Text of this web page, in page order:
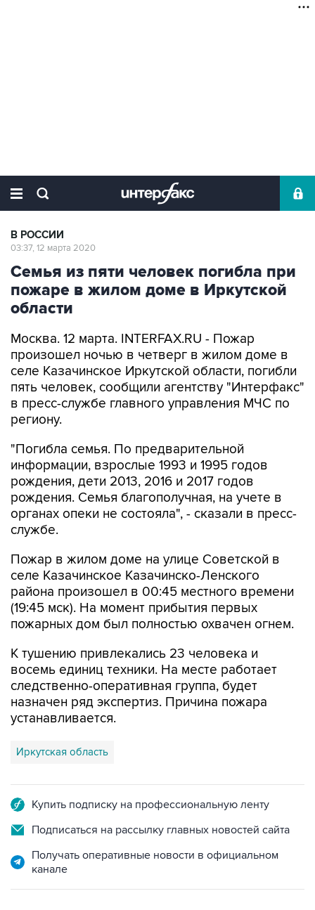
В РОССИИ
03:37, 12 марта 2020
Семья из пяти человек погибла при
пожаре в жилом доме в Иркутской
области
Москва. 12 марта. INTERFAX.RU - Пожар
произошел ночью в четверг в жилом доме в
селе Казачинское Иркутской области, погибли
пять человек, сообщили агентству "Интерфакс"
в пресс-службе главного управления МЧС по
региону.
"Погибла семья. По предварительной
информации, взрослые 1993 и 1995 годов
рождения, дети 2013, 2016 и 2017 годов
рождения. Семья благополучная, на учете в
органах опеки не состояла", - сказали в пресс-
службе.
Пожар в жилом доме на улице Советской в
селе Казачинское Казачинско-Ленского
района произошел в 00:45 местного времени
(19:45 мск). На момент прибытия первых
пожарных дом был полностью охвачен огнем.
К тушению привлекались 23 человека и
восемь единиц техники. На месте работает
следственно-оперативная группа, будет
назначен ряд экспертиз. Причина пожара
устанавливается.
Иркутская область
Купить подписку на профессиональную ленту
Подписаться на рассылку главных новостей сайта
Получать оперативные новости в официальном
канале